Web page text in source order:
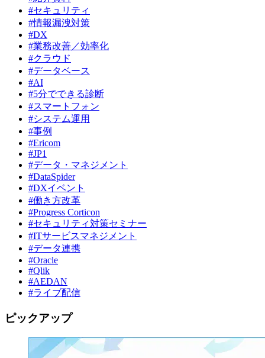
#セキュリティ
#情報漏洩対策
#DX
#業務改善／効率化
#クラウド
#データベース
#AI
#5分でできる診断
#スマートフォン
#システム運用
#事例
#Ericom
#JP1
#データ・マネジメント
#DataSpider
#DXイベント
#働き方改革
#Progress Corticon
#セキュリティ対策セミナー
#ITサービスマネジメント
#データ連携
#Oracle
#Qlik
#AEDAN
#ライブ配信
ピックアップ